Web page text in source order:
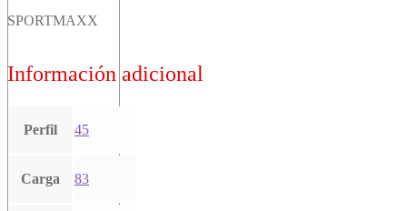
SPORTMAXX
Información adicional
Perfil 45
Carga 83